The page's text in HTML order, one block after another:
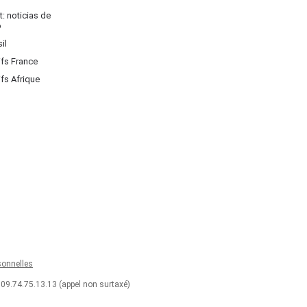
noticias de
France
Afrique
(appel non surtaxé)